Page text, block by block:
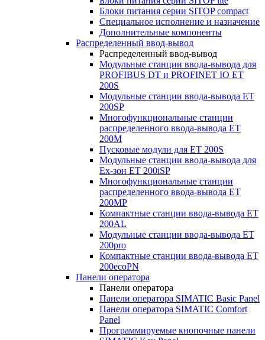
Блоки питания серии SITOP compact
Специальное исполнение и назначение
Дополнительные компоненты
Распределенный ввод-вывод
Распределенный ввод-вывод
Модульные станции ввода-вывода для
PROFIBUS DT и PROFINET IO ET
200S
Модульные станции ввода-вывода ET
200SP
Многофункциональные станции
распределенного ввода-вывода ET
200M
Пусковые модули для ET 200S
Модульные станции ввода-вывода для
Ex-зон ET 200iSP
Многофункциональные станции
распределенного ввода-вывода ET
200MP
Компактные станции ввода-вывода ET
200AL
Модульные станции ввода-вывода ET
200pro
Компактные станции ввода-вывода ET
200ecoPN
Панели оператора
Панели оператора
Панели оператора SIMATIC Basic Panel
Панели оператора SIMATIC Comfort
Panel
Программируемые кнопочные панели